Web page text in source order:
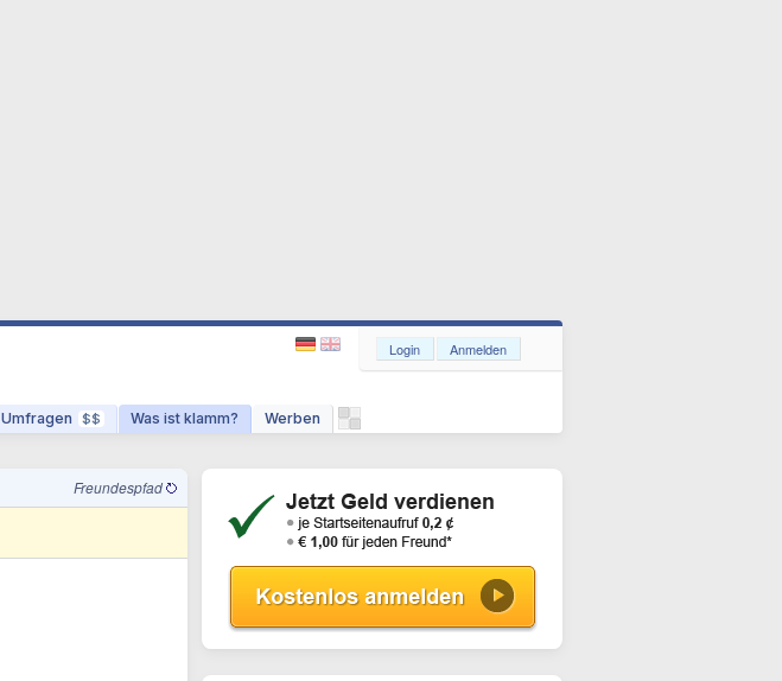
Umfragen $$ Was ist klamm? Werben
Login Anmelden
Freundespfad